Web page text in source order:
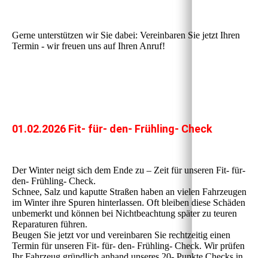
Gerne unterstützen wir Sie dabei: Vereinbaren Sie jetzt Ihren
Termin - wir freuen uns auf Ihren Anruf!
01.02.2026 Fit- für- den- Frühling- Check
Der Winter neigt sich dem Ende zu – Zeit für unseren Fit- für-
den- Frühling- Check.
Schnee, Salz und kaputte Straßen haben an vielen Fahrzeugen
im Winter ihre Spuren hinterlassen. Oft bleiben diese Schäden
unbemerkt und können bei Nichtbeachtung später zu teuren
Reparaturen führen.
Beugen Sie jetzt vor und vereinbaren Sie rechtzeitig einen
Termin für unseren Fit- für- den- Frühling- Check. Wir prüfen